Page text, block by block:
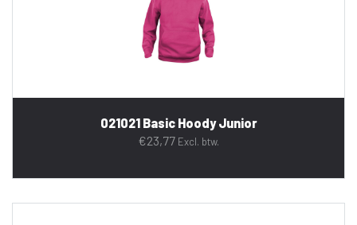
021021 Basic Hoody Junior
€23,77 Excl. btw.